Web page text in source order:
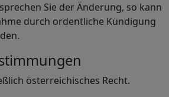
Sie der Änderung, so kann
durch ordentliche Kündigung
österreichisches Recht.